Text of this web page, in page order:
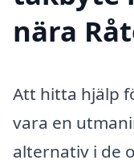
nära
Att hitta hjälp
vara en
alternativ i de